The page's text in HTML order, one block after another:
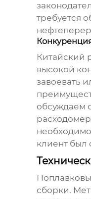
требуется
Китайский
высокой
завоевать
обсуждаем
клиент был
сборки.